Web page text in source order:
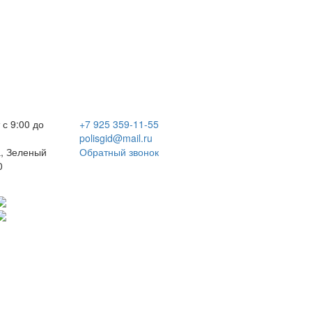
9:00 до
Зеленый
+7 925 359-11-55
polisgid@mail.ru
Обратный звонок